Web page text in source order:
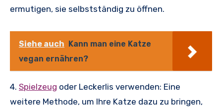
ermutigen, sie selbstständig zu öffnen.
Siehe auch
Kann man eine Katze
vegan ernähren?
4. Spielzeug oder Leckerlis verwenden: Eine
weitere Methode, um Ihre Katze dazu zu bringen,